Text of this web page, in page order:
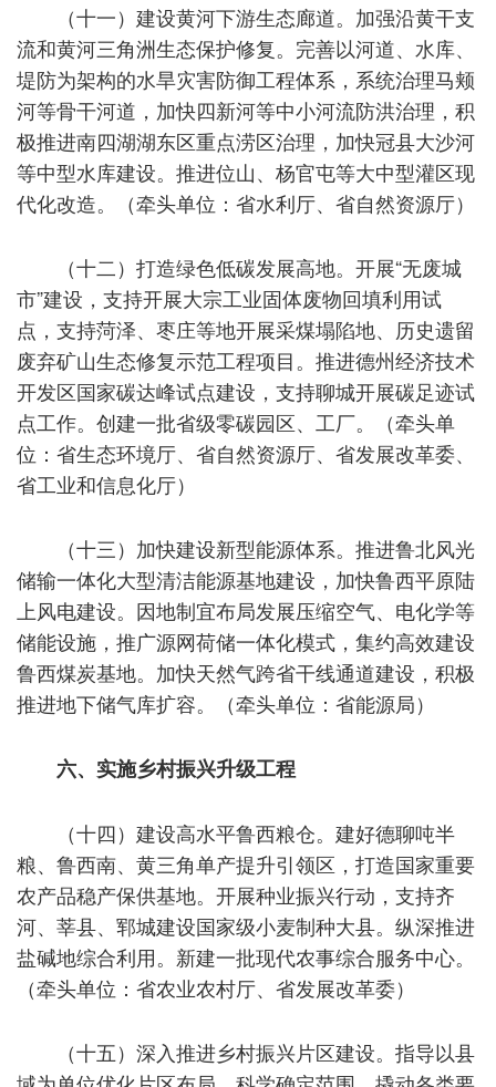
（十一）建设黄河下游生态廊道。加强沿黄干支
流和黄河三角洲生态保护修复。完善以河道、水库、
堤防为架构的水旱灾害防御工程体系，系统治理马颊
河等骨干河道，加快四新河等中小河流防洪治理，积
极推进南四湖湖东区重点涝区治理，加快冠县大沙河
等中型水库建设。推进位山、杨官屯等大中型灌区现
代化改造。（牵头单位：省水利厅、省自然资源厅）
（十二）打造绿色低碳发展高地。开展“无废城
市”建设，支持开展大宗工业固体废物回填利用试
点，支持菏泽、枣庄等地开展采煤塌陷地、历史遗留
废弃矿山生态修复示范工程项目。推进德州经济技术
开发区国家碳达峰试点建设，支持聊城开展碳足迹试
点工作。创建一批省级零碳园区、工厂。（牵头单
位：省生态环境厅、省自然资源厅、省发展改革委、
省工业和信息化厅）
（十三）加快建设新型能源体系。推进鲁北风光
储输一体化大型清洁能源基地建设，加快鲁西平原陆
上风电建设。因地制宜布局发展压缩空气、电化学等
储能设施，推广源网荷储一体化模式，集约高效建设
鲁西煤炭基地。加快天然气跨省干线通道建设，积极
推进地下储气库扩容。（牵头单位：省能源局）
六、实施乡村振兴升级工程
（十四）建设高水平鲁西粮仓。建好德聊吨半
粮、鲁西南、黄三角单产提升引领区，打造国家重要
农产品稳产保供基地。开展种业振兴行动，支持齐
河、莘县、郓城建设国家级小麦制种大县。纵深推进
盐碱地综合利用。新建一批现代农事综合服务中心。
（牵头单位：省农业农村厅、省发展改革委）
（十五）深入推进乡村振兴片区建设。指导以县